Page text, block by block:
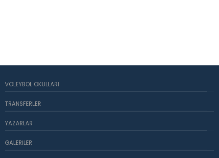
VOLEYBOL OKULLARI
TRANSFERLER
YAZARLAR
GALERILER